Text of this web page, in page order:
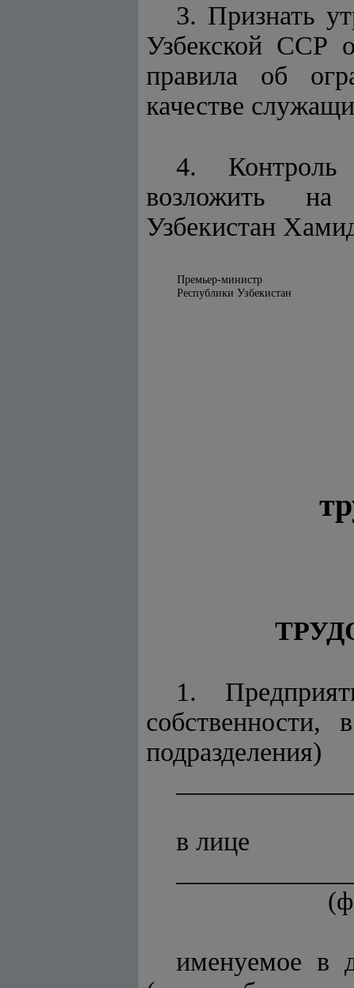
3. Признать
Узбекской ССР
правила об
качестве
4. Контроль
возложить на
Узбекистан
Премьер-министр
Республики Узбекистан
1.
подразделения)
в лице
именуемое в